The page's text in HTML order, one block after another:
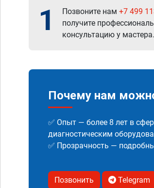
1 Позвоните нам +7 499
получите
консультацию у мастера.
Почему нам
✅ Опыт — более 8 лет в
диагностическим
✅ Прозрачность —
Позвонить Telegram